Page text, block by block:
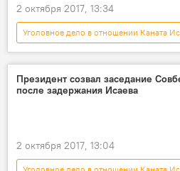
2 октября 2017, 13:34
Уголовное дело в отношении Каната
Политика
Новости
Омурбек Бабанов
ГКНБ
заявление
Президент созвал заседание
после задержания Исаева
2 октября 2017, 13:04